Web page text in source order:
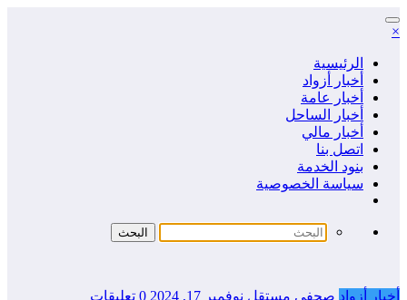
التجاوز
إلى
×
الرئيسية
أخبار أزواد
أخبار عامة
أخبار الساحل
أخبار مالي
اتصل بنا
بنود الخدمة
سياسة الخصوصية
أخبار أزواد صحفي مستقل نوفمبر 17, 2024 0 تعليقات